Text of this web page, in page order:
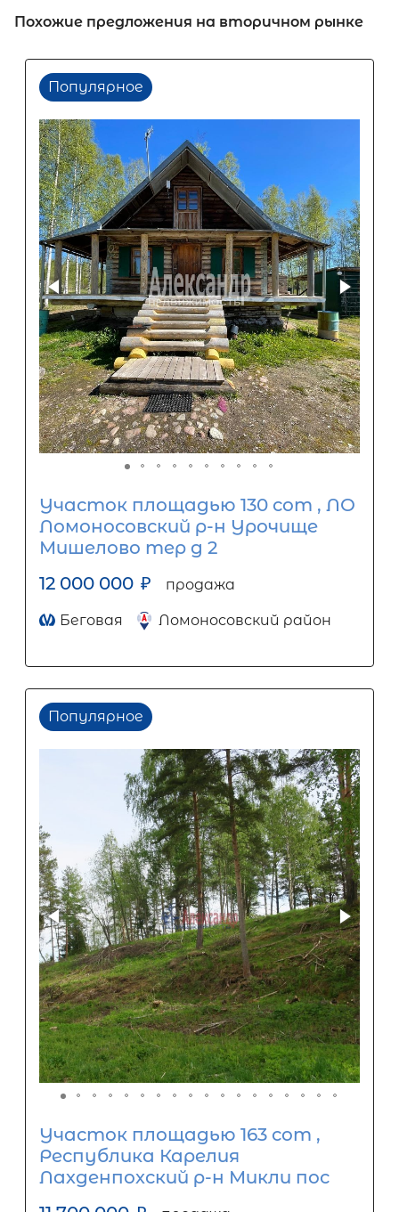
Похожие предложения на вторичном рынке
Популярное
Участок площадью 130 сот , ЛО
Ломоносовский р-н Урочище
Мишелово тер д 2
12 000 000 ₽ продажа
Беговая Ломоносовский район
Популярное
Участок площадью 163 сот ,
Республика Карелия
Лахденпохский р-н Микли пос